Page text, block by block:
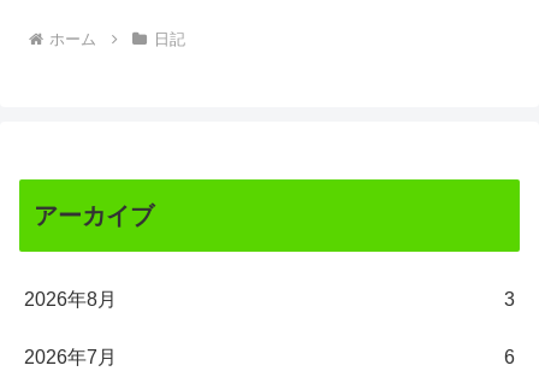
ホーム 日記
アーカイブ
2026年8月 3
2026年7月 6